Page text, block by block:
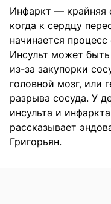
Инфаркт — крайняя
когда к сердцу
начинается
Инсульт может
из-за закупорки
головной мозг, или
разрыва сосуда. У
инсульта и
рассказывает
Григорьян.